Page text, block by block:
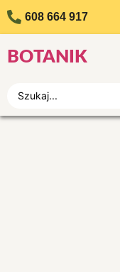
608 664 917
BOTANIK